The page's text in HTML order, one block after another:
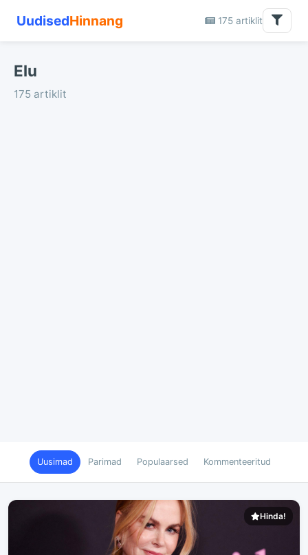
UudisedHinnang 175 artiklit
Elu
175 artiklit
Uusimad Parimad Populaarsed Kommenteeritud
Hinda!